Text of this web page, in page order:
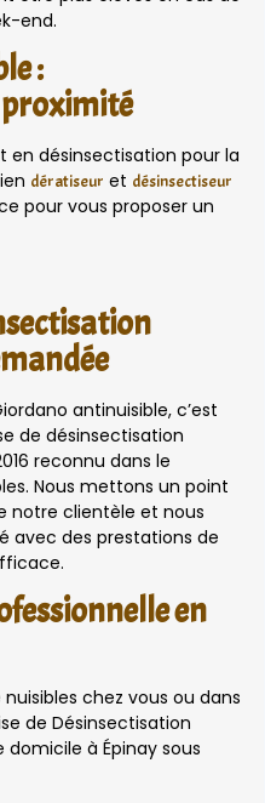
end.
:
proximité
en désinsectisation pour la
dératiseur et désinsectiseur
pour vous proposer un
antinuisible, c’est
de désinsectisation
reconnu dans le
Nous mettons un point
notre clientèle et nous
avec des prestations de
en
nuisibles chez vous ou dans
de Désinsectisation
à Épinay sous